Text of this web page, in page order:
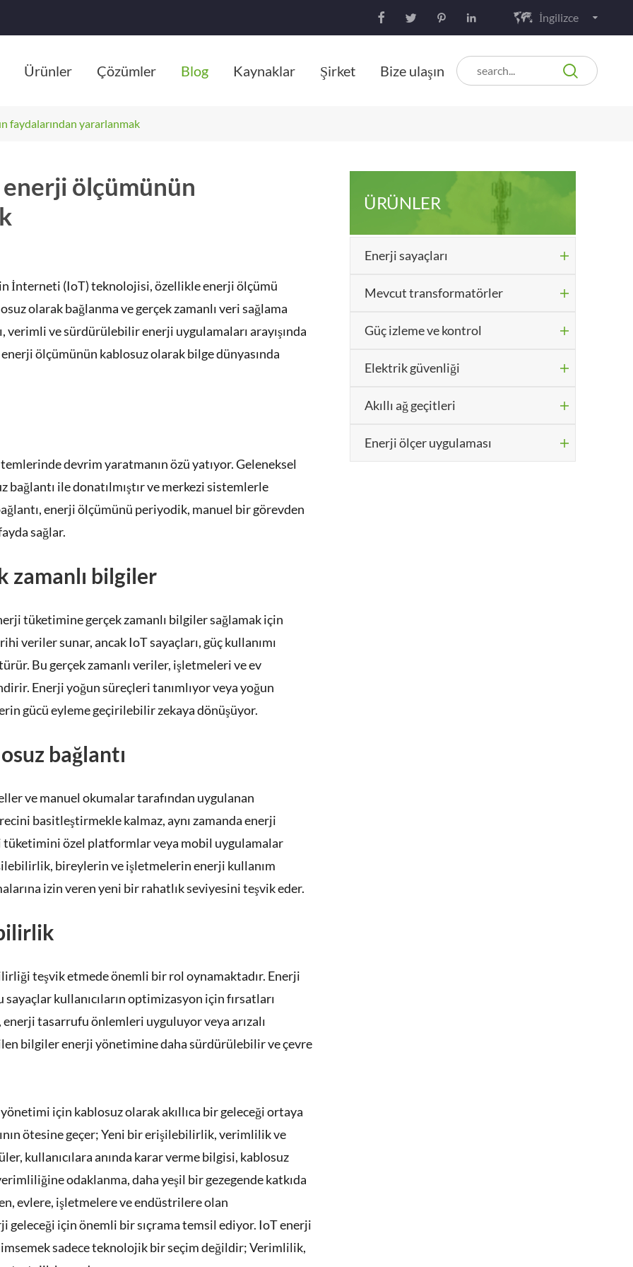
     İngilizce
Ürünler Çözümler Blog Kaynaklar Şirket Bize ulaşın 
faydalarından yararlanmak
ölçümünün
İnterneti (IoT) teknolojisi, özellikle enerji ölçümü
olarak bağlanma ve gerçek zamanlı veri sağlama
ve sürdürülebilir enerji uygulamaları arayışında
ölçümünün kablosuz olarak bilge dünyasında
devrim yaratmanın özü yatıyor. Geleneksel
ile donatılmıştır ve merkezi sistemlerle
enerji ölçümünü periyodik, manuel bir görevden
sağlar.
zamanlı bilgiler
tüketimine gerçek zamanlı bilgiler sağlamak için
veriler sunar, ancak IoT sayaçları, güç kullanımı
Bu gerçek zamanlı veriler, işletmeleri ve ev
Enerji yoğun süreçleri tanımlıyor veya yoğun
gücü eyleme geçirilebilir zekaya dönüşüyor.
bağlantı
ve manuel okumalar tarafından uygulanan
basitleştirmekle kalmaz, aynı zamanda enerji
tüketimini özel platformlar veya mobil uygulamalar
bireylerin ve işletmelerin enerji kullanım
izin veren yeni bir rahatlık seviyesini teşvik eder.
teşvik etmede önemli bir rol oynamaktadır. Enerji
kullanıcıların optimizasyon için fırsatları
tasarrufu önlemleri uyguluyor veya arızalı
bilgiler enerji yönetimine daha sürdürülebilir ve çevre
için kablosuz olarak akıllıca bir geleceği ortaya
ötesine geçer; Yeni bir erişilebilirlik, verimlilik ve
kullanıcılara anında karar verme bilgisi, kablosuz
odaklanma, daha yeşil bir gezegende katkıda
evlere, işletmelere ve endüstrilere olan
geleceği için önemli bir sıçrama temsil ediyor. IoT enerji
sadece teknolojik bir seçim değildir; Verimlilik,
ÜRÜNLER
Enerji sayaçları 
Mevcut transformatörler 
Güç izleme ve kontrol 
Elektrik güvenliği 
Akıllı ağ geçitleri 
Enerji ölçer uygulaması 